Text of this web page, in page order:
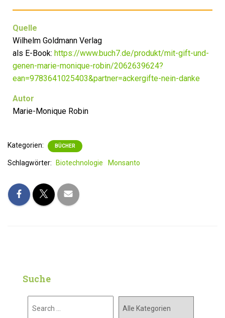
Quelle
Wilhelm Goldmann Verlag
als E-Book: https://www.buch7.de/produkt/mit-gift-und-
genen-marie-monique-robin/2062639624?
ean=9783641025403&partner=ackergifte-nein-danke
Autor
Marie-Monique Robin
Kategorien: BÜCHER
Schlagwörter: Biotechnologie Monsanto
Suche